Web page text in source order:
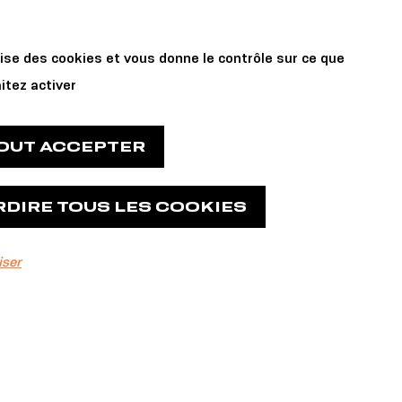
us
and Reservations
à
des cookies et vous donne le contrôle sur ce que
activer
ACCEPTER
TOUS LES COOKIES